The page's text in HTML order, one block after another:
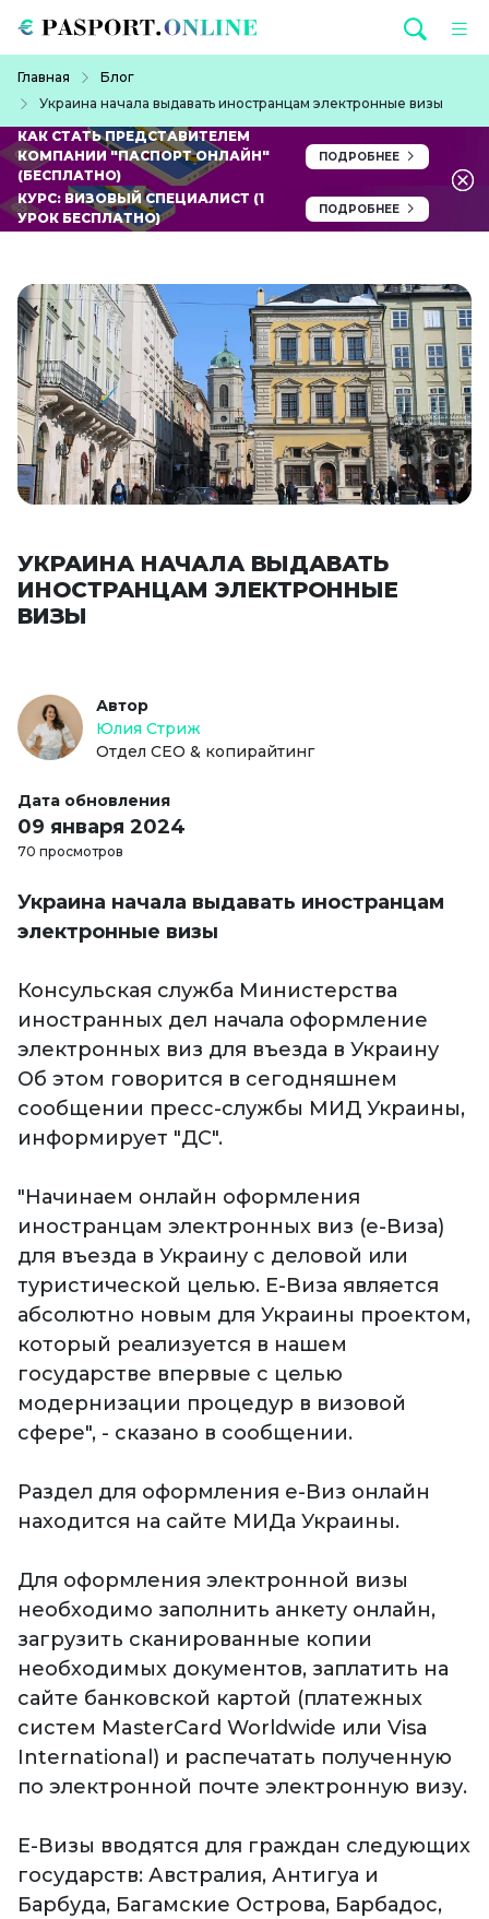
Главная
Блог
Украина начала выдавать иностранцам электронные визы
КАК СТАТЬ ПРЕДСТАВИТЕЛЕМ
КОМПАНИИ "ПАСПОРТ ОНЛАЙН"
(БЕСПЛАТНО)
ПОДРОБНЕЕ
КУРС: ВИЗОВЫЙ СПЕЦИАЛИСТ (1
УРОК БЕСПЛАТНО)
ПОДРОБНЕЕ
УКРАИНА НАЧАЛА ВЫДАВАТЬ
ИНОСТРАНЦАМ ЭЛЕКТРОННЫЕ
ВИЗЫ
Автор
Юлия Стриж
Отдел СЕО & копирайтинг
Дата обновления
09 января 2024
70 просмотров
Украина начала выдавать иностранцам
электронные визы
Консульская служба Министерства
иностранных дел начала оформление
электронных виз для въезда в Украину
Об этом говорится в сегодняшнем
сообщении пресс-службы МИД Украины,
информирует "ДС".
"Начинаем онлайн оформления
иностранцам электронных виз (е-Виза)
для въезда в Украину с деловой или
туристической целью. Е-Виза является
абсолютно новым для Украины проектом,
который реализуется в нашем
государстве впервые с целью
модернизации процедур в визовой
сфере", - сказано в сообщении.
Раздел для оформления е-Виз онлайн
находится на сайте МИДа Украины.
Для оформления электронной визы
необходимо заполнить анкету онлайн,
загрузить сканированные копии
необходимых документов, заплатить на
сайте банковской картой (платежных
систем MasterCard Worldwide или Visa
International) и распечатать полученную
по электронной почте электронную визу.
Е-Визы вводятся для граждан следующих
государств: Австралия, Антигуа и
Барбуда, Багамские Острова, Барбадос,